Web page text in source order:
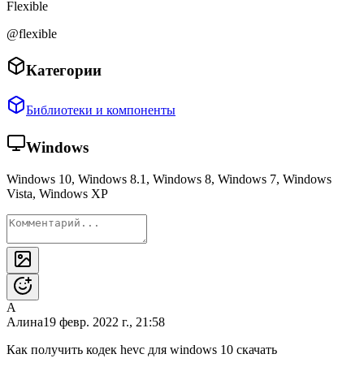
Flexible
@flexible
Категории
Библиотеки и компоненты
Windows
Windows 10, Windows 8.1, Windows 8, Windows 7, Windows
Vista, Windows XP
А
Алина19 февр. 2022 г., 21:58
Как получить кодек hevc для windows 10 скачать